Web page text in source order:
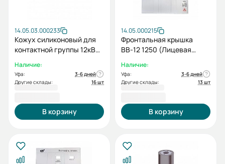
14.05.03.000233
Кожух силиконовый для
контактной группы 12кВ
Наличие:
Уфа:
3-6 дней
Другие склады:
16 шт
В корзину
14.05.000215
Фронтальная крышка
ВВ-12 1250 (Лицевая
Наличие:
Уфа:
3-6 дней
Другие склады:
13 шт
В корзину